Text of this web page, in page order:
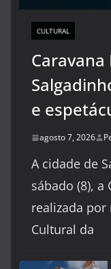
CULTURAL
e
agosto 7, 2026
A cidade de
sábado (8), a
realizada por
Cultural da